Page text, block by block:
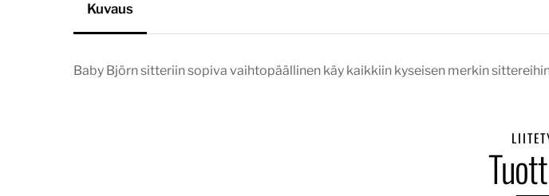
Kuvaus
Baby Björn sitteriin sopiva vaihtopäällinen käy kaikkiin kyseisen merkin